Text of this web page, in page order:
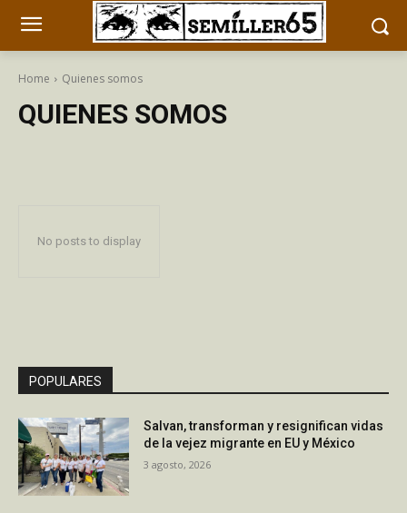
Home Quienes somos
QUIENES SOMOS
No posts to display
POPULARES
Salvan, transforman y resignifican vidas
de la vejez migrante en EU y México
3 agosto, 2026